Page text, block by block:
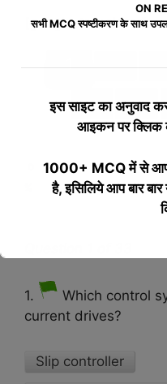
[google-translator]
1 2 3
7 8
1.
Which control
current drives?
Slip controller
ON
सभी MCQ स्पष्टीकरण के साथ
इस साइट का अनुवाद
आइकन पर क्लिक
1000+ MCQ में से
है, इसिलिये आप बार